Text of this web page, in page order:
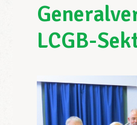
LCGB-